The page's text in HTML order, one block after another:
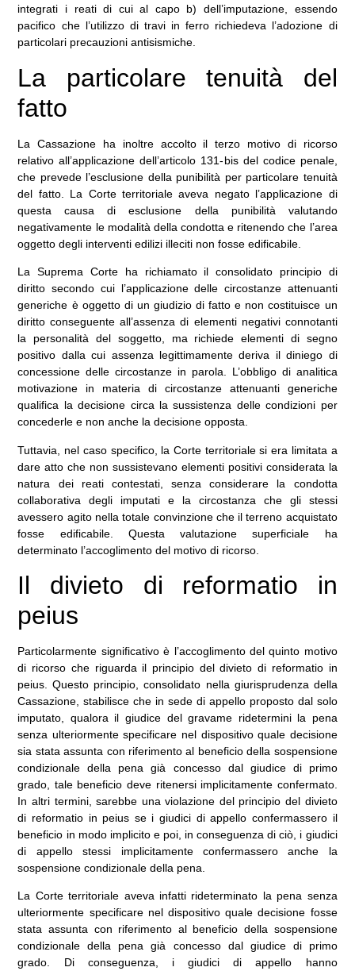
integrati i reati di cui al capo b) dell’imputazione, essendo
pacifico che l’utilizzo di travi in ferro richiedeva l’adozione di
particolari precauzioni antisismiche.
La particolare tenuità del
fatto
La Cassazione ha inoltre accolto il terzo motivo di ricorso
relativo all’applicazione dell’articolo 131-bis del codice penale,
che prevede l’esclusione della punibilità per particolare tenuità
del fatto. La Corte territoriale aveva negato l’applicazione di
questa causa di esclusione della punibilità valutando
negativamente le modalità della condotta e ritenendo che l’area
oggetto degli interventi edilizi illeciti non fosse edificabile.
La Suprema Corte ha richiamato il consolidato principio di
diritto secondo cui l’applicazione delle circostanze attenuanti
generiche è oggetto di un giudizio di fatto e non costituisce un
diritto conseguente all’assenza di elementi negativi connotanti
la personalità del soggetto, ma richiede elementi di segno
positivo dalla cui assenza legittimamente deriva il diniego di
concessione delle circostanze in parola. L’obbligo di analitica
motivazione in materia di circostanze attenuanti generiche
qualifica la decisione circa la sussistenza delle condizioni per
concederle e non anche la decisione opposta.
Tuttavia, nel caso specifico, la Corte territoriale si era limitata a
dare atto che non sussistevano elementi positivi considerata la
natura dei reati contestati, senza considerare la condotta
collaborativa degli imputati e la circostanza che gli stessi
avessero agito nella totale convinzione che il terreno acquistato
fosse edificabile. Questa valutazione superficiale ha
determinato l’accoglimento del motivo di ricorso.
Il divieto di reformatio in
peius
Particolarmente significativo è l’accoglimento del quinto motivo
di ricorso che riguarda il principio del divieto di reformatio in
peius. Questo principio, consolidato nella giurisprudenza della
Cassazione, stabilisce che in sede di appello proposto dal solo
imputato, qualora il giudice del gravame ridetermini la pena
senza ulteriormente specificare nel dispositivo quale decisione
sia stata assunta con riferimento al beneficio della sospensione
condizionale della pena già concesso dal giudice di primo
grado, tale beneficio deve ritenersi implicitamente confermato.
In altri termini, sarebbe una violazione del principio del divieto
di reformatio in peius se i giudici di appello confermassero il
beneficio in modo implicito e poi, in conseguenza di ciò, i giudici
di appello stessi implicitamente confermassero anche la
sospensione condizionale della pena.
La Corte territoriale aveva infatti rideterminato la pena senza
ulteriormente specificare nel dispositivo quale decisione fosse
stata assunta con riferimento al beneficio della sospensione
condizionale della pena già concesso dal giudice di primo
grado. Di conseguenza, i giudici di appello hanno